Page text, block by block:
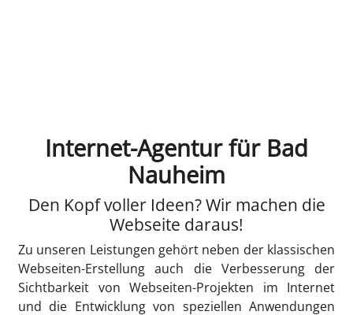
Internet-Agentur für Bad
Nauheim
Den Kopf voller Ideen? Wir machen die
Webseite daraus!
Zu unseren Leistungen gehört neben der klassischen
Webseiten-Erstellung auch die Verbesserung der
Sichtbarkeit von Webseiten-Projekten im Internet
und die Entwicklung von speziellen Anwendungen